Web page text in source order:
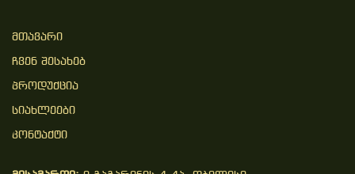
Მთავარი
Ჩვენ Შესახებ
Პროდუქცია
Სიახლეები
Კონტაქტი